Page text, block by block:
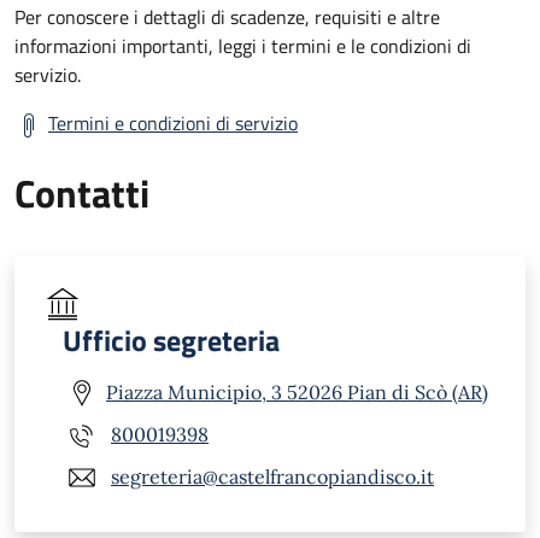
Per conoscere i dettagli di scadenze, requisiti e altre
informazioni importanti, leggi i termini e le condizioni di
servizio.
Termini e condizioni di servizio
Contatti
Ufficio segreteria
Piazza Municipio, 3 52026 Pian di Scò (AR)
800019398
segreteria@castelfrancopiandisco.it